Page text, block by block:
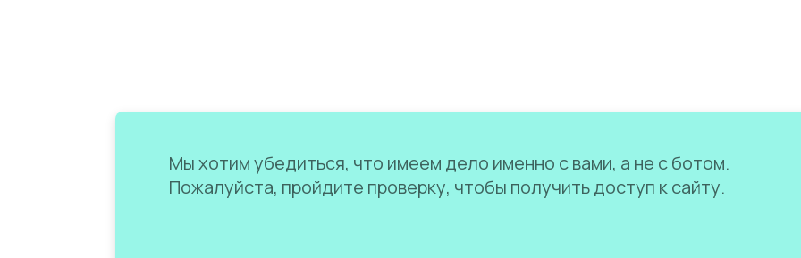
Мы хотим убедиться, что имеем дело именно с вами, а не с ботом.
Пожалуйста, пройдите проверку, чтобы получить доступ к сайту.